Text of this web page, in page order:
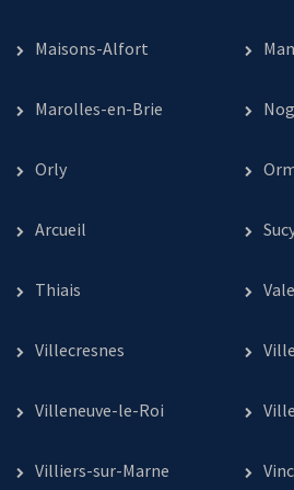
Maisons-Alfort
Marolles-en-Brie
Orly
Arcueil
Thiais
Villecresnes
Villeneuve-le-Roi
Villiers-sur-Marne